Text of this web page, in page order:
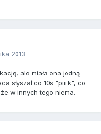
2013
ale miała ona jedną
słyszał co 10s "piiiik", co
w innych tego niema.